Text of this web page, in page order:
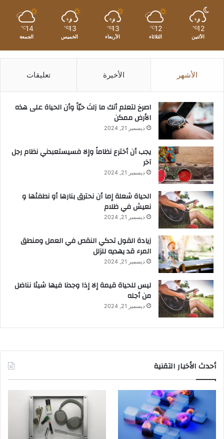
12
℃
الأثنين
12
℃
الثلاثاء
13
℃
الأربعاء
13
℃
الخميس
14
℃
الجمعة
الأشهر الأخيرة تعليقات
‫اصرخ لتعلم أنك ما زلتَ حيّاً وأن الحياة على هذه
الأرض ممكن
ديسمبر 21, 2024
يجب أن أخترع نظاماً وإلا فسيستعبدني نظام رجل
آخر
ديسمبر 21, 2024
الحياة شعلة إما أن نحترق بنارها أو نطفئها و
نعيش في ظلام
ديسمبر 21, 2024
زيادة القول تحكي النقص في العمل ومنطق
المرء قد يهديه للزلل
ديسمبر 21, 2024
ليس للحياة قيمة إلا إذا وجدنا فيها شيئا نناضل
من أجله
ديسمبر 21, 2024
أحدث الأخبار التقنية